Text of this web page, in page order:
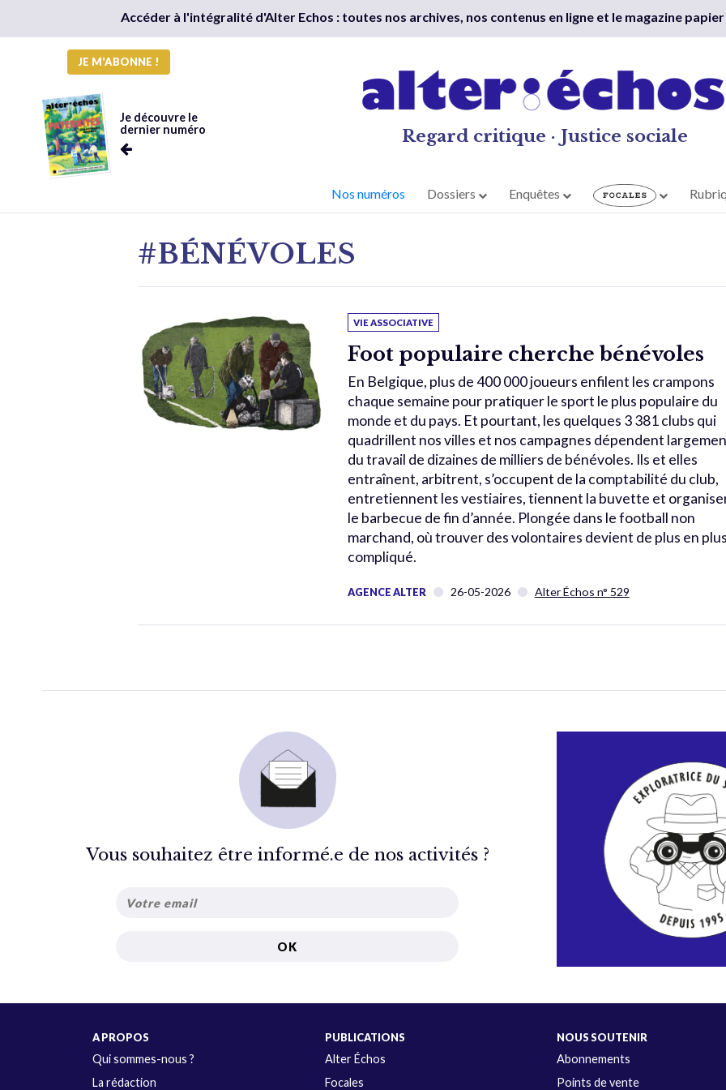
Accéder à l'intégralité d'Alter Echos : toutes nos archives, nos contenus en ligne et le magazine papier
JE M'ABONNE !
Je découvre le
dernier numéro
Regard critique · Justice sociale
Nos numéros Dossiers Enquêtes
#BÉNÉVOLES
VIE ASSOCIATIVE
Foot populaire cherche bénévoles
En Belgique, plus de 400 000 joueurs enfilent les crampons
chaque semaine pour pratiquer le sport le plus populaire du
monde et du pays. Et pourtant, les quelques 3 381 clubs qui
quadrillent nos villes et nos campagnes dépendent
du travail de dizaines de milliers de bénévoles. Ils et elles
entraînent, arbitrent, s’occupent de la comptabilité du club,
entretiennent les vestiaires, tiennent la buvette et
le barbecue de fin d’année. Plongée dans le football non
marchand, où trouver des volontaires devient de plus en plus
compliqué.
AGENCE ALTER 26-05-2026 Alter Échos n° 529
Vous souhaitez être informé.e de nos activités ?
A PROPOS
Qui sommes-nous ?
La rédaction
PUBLICATIONS
Alter Échos
Focales
NOUS SOUTENIR
Abonnements
Points de vente